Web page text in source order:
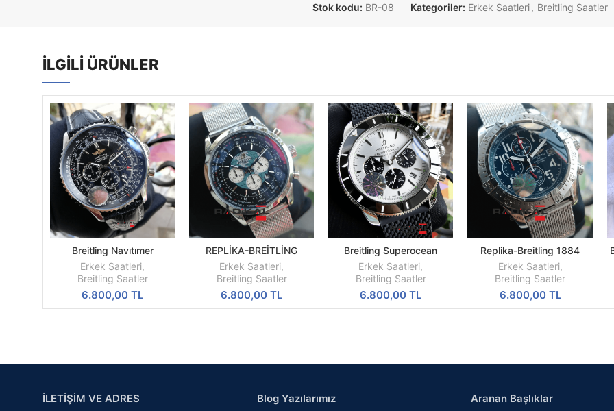
Stok kodu: BR-08 Kategoriler: Erkek Saatleri, Breitling Saatler
İLGILI ÜRÜNLER
SEPETE
EKLE
Breitling Navıtımer
Chronograph Replika Saat
Siyah Kadran
Erkek Saatleri,
Breitling Saatler
6.800,00TL
SEPETE
EKLE
REPLİKA-BREİTLİNG
TRANSOCEAN HASIR
KORDON KOL SAATİ
Erkek Saatleri,
Breitling Saatler
6.800,00TL
SEPETE
EKLE
Breitling Superocean
Chronometer Replika Saat
Erkek Saatleri,
Breitling Saatler
6.800,00TL
SEPETE
EKLE
Replika-Breitling 1884
Chronometre Hasır Kordon
Quartz Mekanizma
Erkek Saatleri,
Breitling Saatler
6.800,00 TL
İLETİŞİM VE ADRES Blog Yazılarımız Aranan Başlıklar